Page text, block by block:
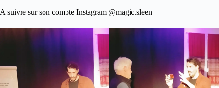
A suivre sur son compte Instagram @magic.sleen